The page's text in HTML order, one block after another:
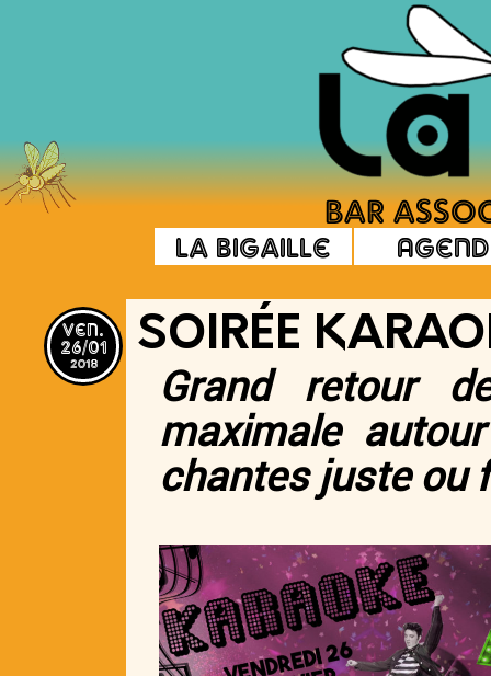
La Bigaille
ven.
26/01
2018
SOIRÉE
Grand retour
maximale
chantes juste ou